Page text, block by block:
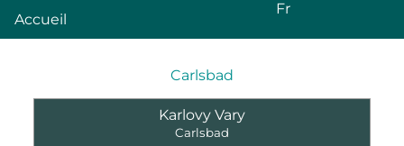
Accueil
Fr
Carlsbad
Karlovy Vary
Carlsbad